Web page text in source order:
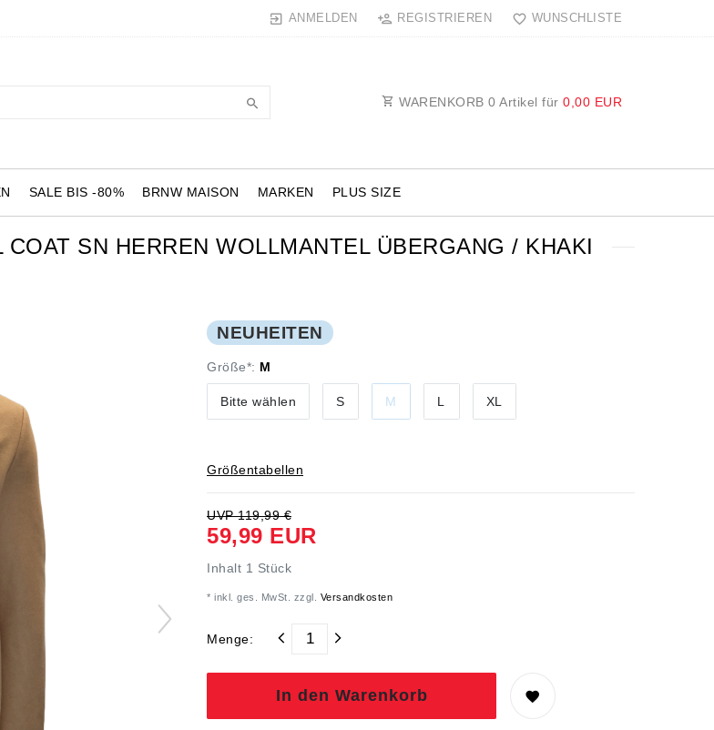
ANMELDEN REGISTRIEREN WUNSCHLISTE
WARENKORB 0 Artikel für 0,00 EUR
SALE BIS -80% BRNW MAISON MARKEN PLUS SIZE
SN HERREN WOLLMANTEL ÜBERGANG / KHAKI
NEUHEITEN
Größe*: M
Bitte wählen S M L XL
Größentabellen
UVP 119,99 €
59,99 EUR
Inhalt 1 Stück
* inkl. ges. MwSt. zzgl. Versandkosten
Menge:
In den Warenkorb